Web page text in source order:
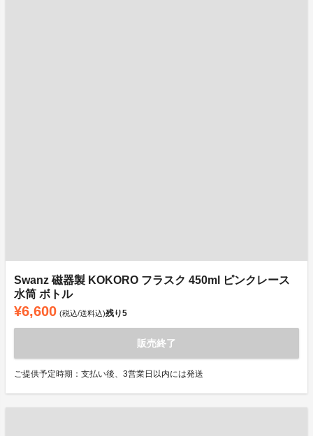
Swanz 磁器製 KOKORO フラスク 450ml ピンクレース
水筒 ボトル
¥6,600 (税込/送料込)残り5
販売終了
ご提供予定時期：支払い後、3営業日以内には発送